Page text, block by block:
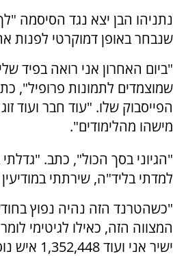
נתניהו הבן יצא נגד הסיסמה
שנבחר באופן דמוקרטי לפנות
"ביום האחרון אני רואה בפיד
שמוצמדים לתמונות פרופיל",
הפייסבוק שלו. "עוד חבר ועוד
מישהו מהלימודים".
"הגיוני בסך הכול", כתב.
למדתי בליד"ה, שירתתי
"כשהטרנד הזה נהיה נפוץ
המצווה הזה, כאילו לגיטימי